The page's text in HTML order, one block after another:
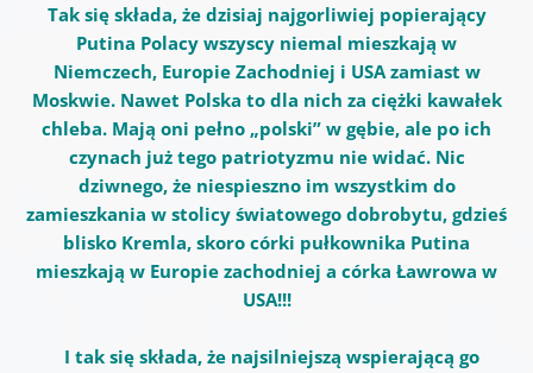
Tak się składa, że dzisiaj najgorliwiej popierający
Putina Polacy wszyscy niemal mieszkają w
Niemczech, Europie Zachodniej i USA zamiast w
Moskwie. Nawet Polska to dla nich za ciężki kawałek
chleba. Mają oni pełno „polski” w gębie, ale po ich
czynach już tego patriotyzmu nie widać. Nic
dziwnego, że niespieszno im wszystkim do
zamieszkania w stolicy światowego dobrobytu, gdzieś
blisko Kremla, skoro córki pułkownika Putina
mieszkają w Europie zachodniej a córka Ławrowa w
USA!!!
I tak się składa, że najsilniejszą wspierającą go